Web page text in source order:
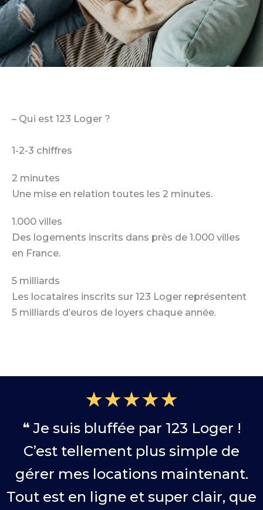
– Qui est 123 Loger ?
1-2-3 chiffres
2 minutes
Une mise en relation toutes les 2 minutes.
1.000 villes
Des logements inscrits dans près de 1.000 villes
en France.
5 milliards
Les locataires inscrits sur 123 Loger représentent
5 milliards d’euros de loyers chaque année.
★★★★★
❝ Je suis bluffée par 123 Loger !
C’est tellement plus simple de
gérer mes locations maintenant.
Tout est en ligne et super clair, que